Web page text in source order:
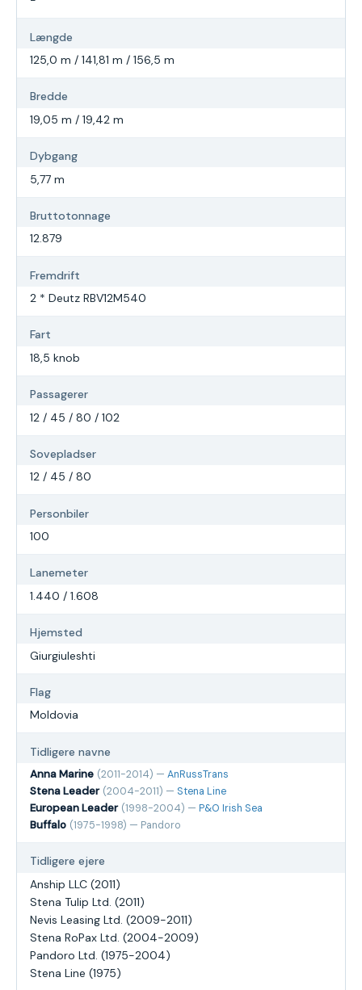
Længde
125,0 m / 141,81 m / 156,5 m
Bredde
19,05 m / 19,42 m
Dybgang
5,77 m
Bruttotonnage
12.879
Fremdrift
2 * Deutz RBV12M540
Fart
18,5 knob
Passagerer
12 / 45 / 80 / 102
Sovepladser
12 / 45 / 80
Personbiler
100
Lanemeter
1.440 / 1.608
Hjemsted
Giurgiuleshti
Flag
Moldovia
Tidligere navne
Anna Marine (2011-2014) — AnRussTrans
Stena Leader (2004-2011) — Stena Line
European Leader (1998-2004) — P&O Irish Sea
Buffalo (1975-1998) — Pandoro
Tidligere ejere
Anship LLC (2011)
Stena Tulip Ltd. (2011)
Nevis Leasing Ltd. (2009-2011)
Stena RoPax Ltd. (2004-2009)
Pandoro Ltd. (1975-2004)
Stena Line (1975)